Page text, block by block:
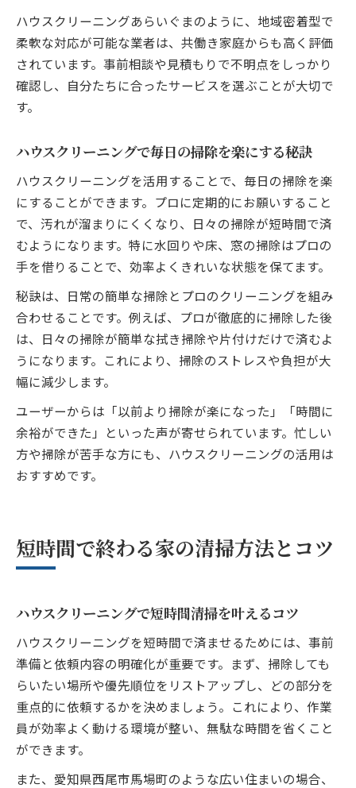
ハウスクリーニングあらいぐまのように、地域密着型で
柔軟な対応が可能な業者は、共働き家庭からも高く評価
されています。事前相談や見積もりで不明点をしっかり
確認し、自分たちに合ったサービスを選ぶことが大切で
す。
ハウスクリーニングで毎日の掃除を楽にする秘訣
ハウスクリーニングを活用することで、毎日の掃除を楽
にすることができます。プロに定期的にお願いすること
で、汚れが溜まりにくくなり、日々の掃除が短時間で済
むようになります。特に水回りや床、窓の掃除はプロの
手を借りることで、効率よくきれいな状態を保てます。
秘訣は、日常の簡単な掃除とプロのクリーニングを組み
合わせることです。例えば、プロが徹底的に掃除した後
は、日々の掃除が簡単な拭き掃除や片付けだけで済むよ
うになります。これにより、掃除のストレスや負担が大
幅に減少します。
ユーザーからは「以前より掃除が楽になった」「時間に
余裕ができた」といった声が寄せられています。忙しい
方や掃除が苦手な方にも、ハウスクリーニングの活用は
おすすめです。
短時間で終わる家の清掃方法とコツ
ハウスクリーニングで短時間清掃を叶えるコツ
ハウスクリーニングを短時間で済ませるためには、事前
準備と依頼内容の明確化が重要です。まず、掃除しても
らいたい場所や優先順位をリストアップし、どの部分を
重点的に依頼するかを決めましょう。これにより、作業
員が効率よく動ける環境が整い、無駄な時間を省くこと
ができます。
また、愛知県西尾市馬場町のような広い住まいの場合、